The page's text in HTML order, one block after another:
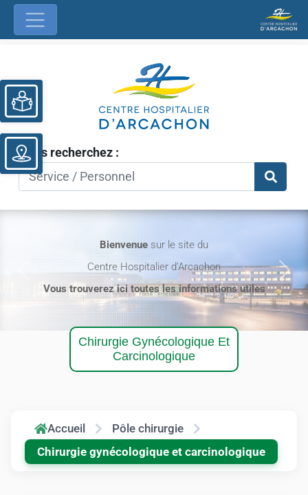
Vous recherchez :
Ouvrir la barre d’outils
Bienvenue sur le site du
Centre Hospitalier d’Arcachon
Vous trouverez ici toutes les informations utiles
Chirurgie Gynécologique Et
Carcinologique
Accueil
Pôle chirurgie
Chirurgie gynécologique et carcinologique